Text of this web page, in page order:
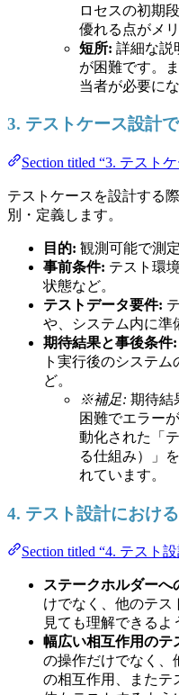
ロセスの初期
優れる点がメ
短所: 詳細な説
が困難です。
当者が必要に
3. テストケース設計
Section titled “3. テスト
テストケースを設計する
別・定義します。
目的: 観測可能で測
事前条件: テスト環
状態など。
テストデータ要件:
や、システム内に準
期待結果と事後条件:
ト実行後のシステ
ど。
※補足: 期待結
困難でエラー
動化された「
る仕組み）」
れています。
4. テスト設計におけ
Section titled “4. テスト
ステークホルダーへ
けでなく、他のテス
見ても理解できるよ
幅広い相互作用のテ
の操作だけでなく、
の相互作用、またテ